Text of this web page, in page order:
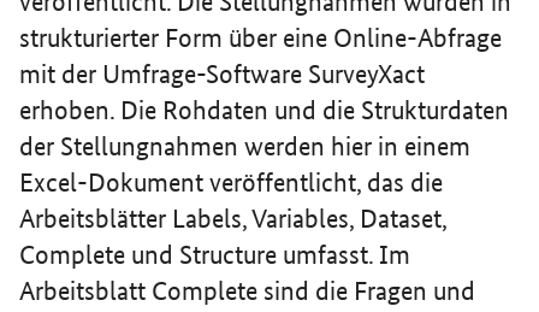
strukturierter Form über eine Online-Abfrage
mit der Umfrage-Software SurveyXact
erhoben. Die Rohdaten und die Strukturdaten
der Stellungnahmen werden hier in einem
Excel-Dokument veröffentlicht, das die
Arbeitsblätter Labels, Variables, Dataset,
Complete und Structure umfasst. Im
Arbeitsblatt Complete sind die Fragen und